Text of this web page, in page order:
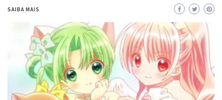
SAIBA MAIS